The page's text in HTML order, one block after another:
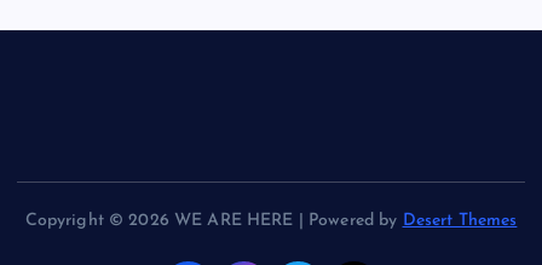
Copyright © 2026 WE ARE HERE | Powered by Desert Themes